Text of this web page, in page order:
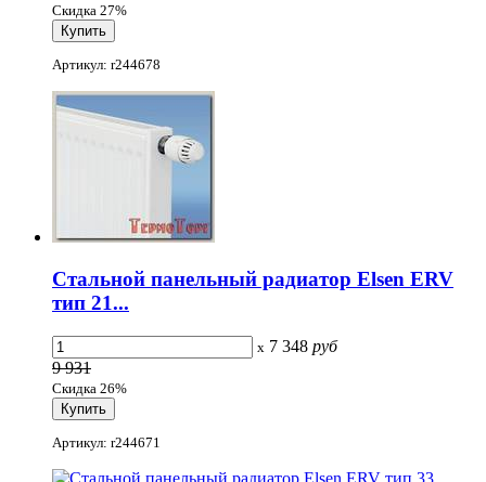
Скидка 27%
Артикул: r244678
Стальной панельный радиатор Elsen ERV
тип 21...
x 7 348 руб
9 931
Скидка 26%
Артикул: r244671